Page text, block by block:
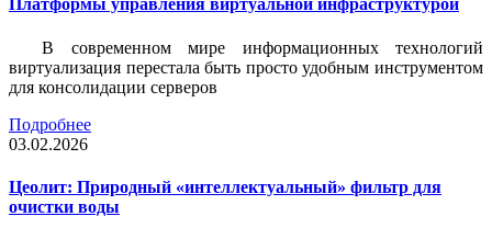
Платформы управления виртуальной инфраструктурой
В современном мире информационных технологий
виртуализация перестала быть просто удобным инструментом
для консолидации серверов
Подробнее
03.02.2026
Цеолит: Природный «интеллектуальный» фильтр для
очистки воды